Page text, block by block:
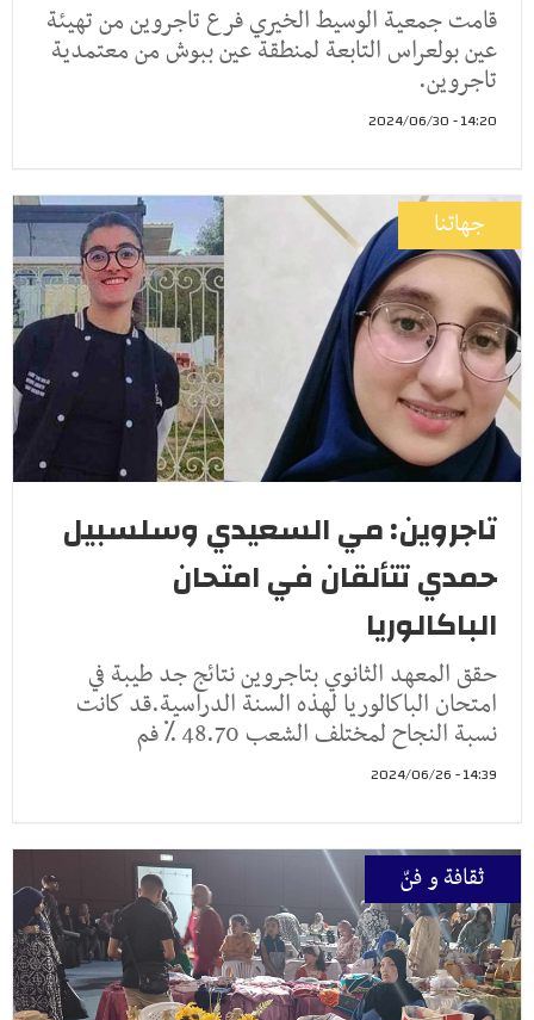
قامت جمعية الوسيط الخيري فرع تاجروين من تهيئة
عين بولعراس التابعة لمنطقة عين ببوش من معتمدية
تاجروين.
14:20 - 2024/06/30
جهاتنا
تاجروين: مي السعيدي وسلسبيل
حمدي تتألقان في امتحان
الباكالوريا
حقق المعهد الثانوي بتاجروين نتائج جد طيبة في
امتحان الباكالوريا لهذه السنة الدراسية.قد كانت
نسبة النجاح لمختلف الشعب 48.70 ⁒ فم
14:39 - 2024/06/26
ثقافة و فنّ